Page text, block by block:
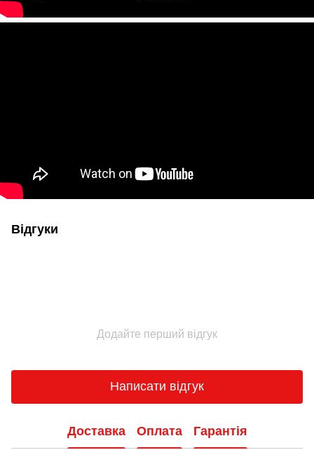
Відгуки
Додайте перший відгук
Написати відгук
Доставка Оплата Гарантія